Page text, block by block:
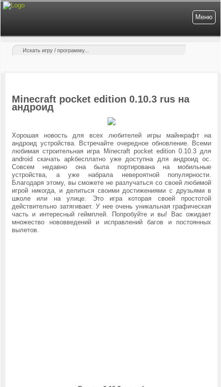
Меню
Minecraft pocket edition 0.10.3 rus на
андроид
Хорошая новость для всех любителей игры майнкрафт на
андроид устройства. Встречайте очередное обновление. Всеми
любимая строительная игра Minecraft pocket edition 0.10.3 для
android скачать apkбесплатно уже доступна для андроид ос.
Совсем недавно она была портирована на мобильные
устройства, а уже набрала невероятной популярности.
Благодаря этому, вы сможете не разлучаться со своей любимой
игрой никогда, и делиться своими достижениями с друзьями в
школе или на улице. Это игра которая своей простотой
действительно затягивает. У нее очень уникальная графическая
часть и интересный геймплей. Попробуйте и вы! Вас ожидает
множество нововведений и исправлений багов и постоянных
вылетов.